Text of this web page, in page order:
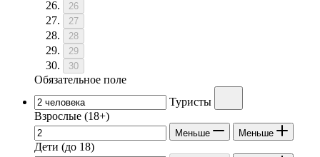
26
27
28
29
30
Обязательное поле
Туристы
Взрослые (18+)
Меньше Меньше
Дети (до 18)